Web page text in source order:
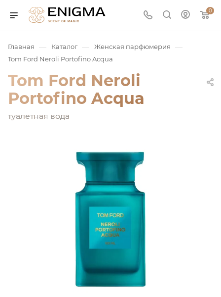
0
Главная — Каталог — Женская парфюмерия —
Tom Ford Neroli Portofino Acqua
Tom Ford Neroli
Portofino Acqua
туалетная вода